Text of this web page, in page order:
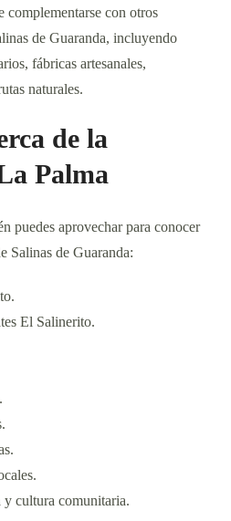
complementarse con otros
de Guaranda, incluyendo
fábricas artesanales,
naturales.
de la
Palma
puedes aprovechar para conocer
Salinas de Guaranda:
El Salinerito.
y cultura comunitaria.